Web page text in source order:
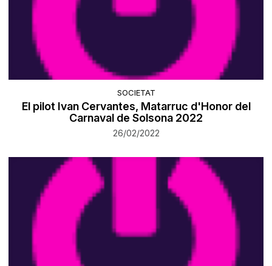
SOCIETAT
El pilot Ivan Cervantes, Matarruc d'Honor del
Carnaval de Solsona 2022
26/02/2022